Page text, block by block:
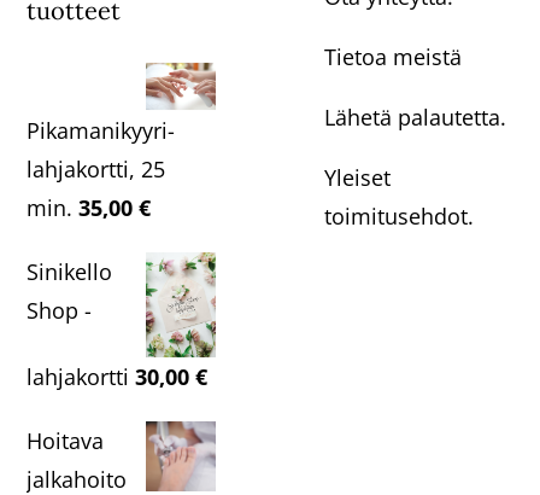
tuotteet
Pikamanikyyri-
lahjakortti, 25
min. 35,00€
Sinikello
Shop -
lahjakortti 30,00€
Hoitava
jalkahoito
Tietoa meistä
Lähetä palautetta.
Yleiset
toimitusehdot.